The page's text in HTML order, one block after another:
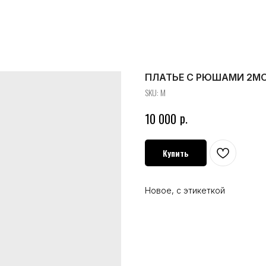
ПЛАТЬЕ С РЮШАМИ
SKU: M
10 000 р.
Купить
Новое, с этикеткой